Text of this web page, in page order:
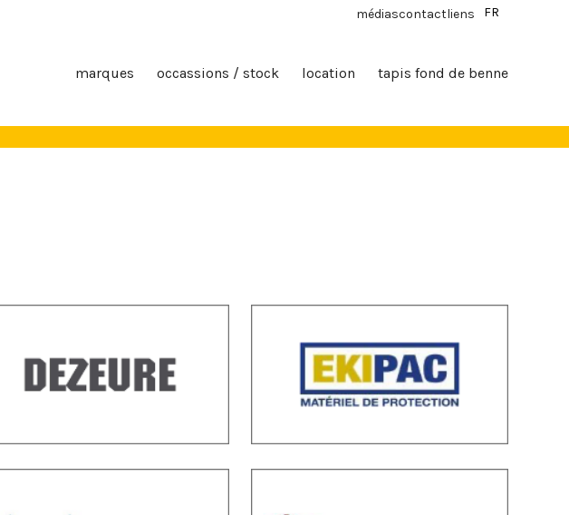
médiascontactliens FR
marques occassions / stock location tapis fond de benne